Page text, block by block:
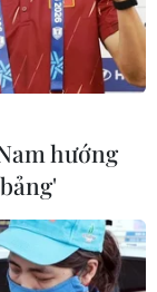
hội dự
hướng